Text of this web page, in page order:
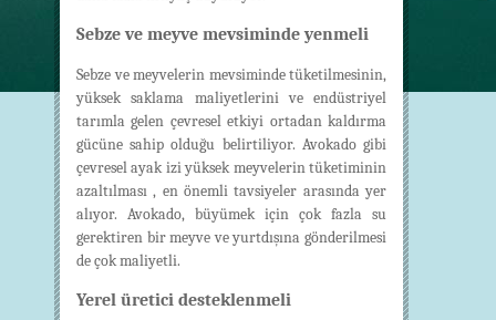
Sebze ve meyve mevsiminde yenmeli
Sebze ve meyvelerin mevsiminde tüketilmesinin,
yüksek saklama maliyetlerini ve endüstriyel
tarımla gelen çevresel etkiyi ortadan kaldırma
gücüne sahip olduğu belirtiliyor. Avokado gibi
çevresel ayak izi yüksek meyvelerin tüketiminin
azaltılması , en önemli tavsiyeler arasında yer
alıyor. Avokado, büyümek için çok fazla su
gerektiren bir meyve ve yurtdışına gönderilmesi
de çok maliyetli.
Yerel üretici desteklenmeli